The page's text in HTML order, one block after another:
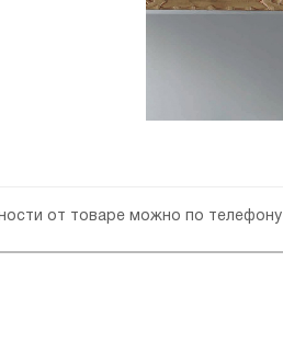
от товаре можно по телефону